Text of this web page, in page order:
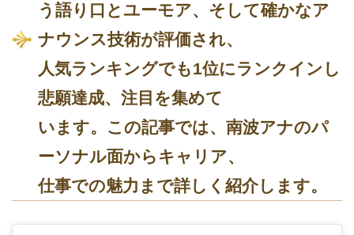
う語り口とユーモア、そして確かなア
ナウンス技術が評価され、
人気ランキングでも1位にランクインし
悲願達成、注目を集めて
います。この記事では、南波アナのパ
ーソナル面からキャリア、
仕事での魅力まで詳しく紹介します。